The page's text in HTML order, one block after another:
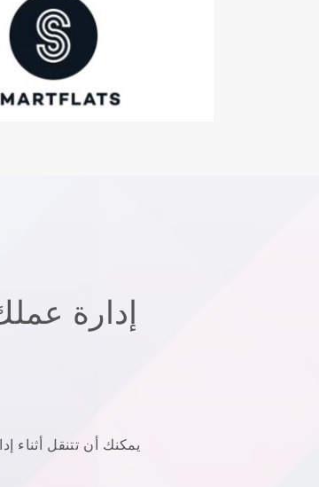
إدارة
يمكنك أن تتنقل أثناء